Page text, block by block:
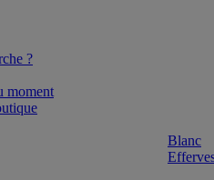
?
moment
Blanc